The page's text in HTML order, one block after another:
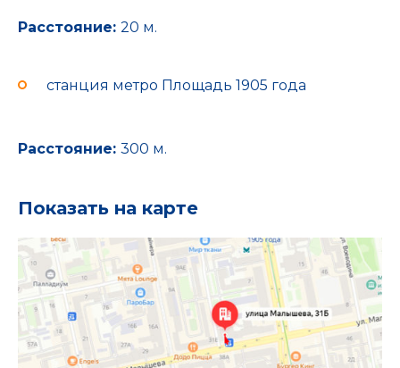
Расстояние: 20 м.
станция метро Площадь 1905 года
Расстояние: 300 м.
Показать на карте